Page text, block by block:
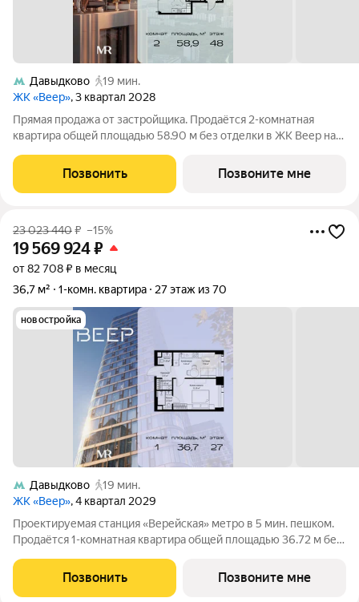
Давыдково
19 мин.
ЖК «Веер», 3 квартал 2028
Прямая продажа от застройщика. Продаётся 2-комнатная
квартира общей площадью 58.90 м без отделки в ЖК Веер на
класса в престижном ЗАО Москвы всего 5 минут до
Кутузовского проспекта. 15 минут
Позвонить Позвоните мне
23 023 440₽ –15%
19 569 924₽
от 82 708 ₽ в месяц
36,7 м²
1-комн. квартира 27 этаж из 70
новостройка
Давыдково
19 мин.
ЖК «Веер», 4 квартал 2029
Проектируемая станция «Верейская» метро в 5 мин. пешком.
Продаётся 1-комнатная квартира общей площадью 36.72 м без
это вторая очередь жилого комплекса бизнес-класса в
престижном ЗАО, где
Позвонить Позвоните мне